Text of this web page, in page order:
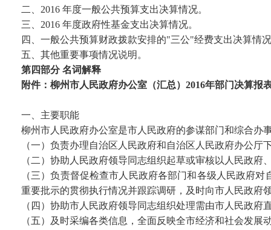
二、2016 年度一般公共预算支出决算情况。
三、2016 年度政府性基金支出决算情况。
四、一般公共预算财政拨款安排的"三公"经费支出决算情
五、其他重要事项情况说明。
第四部分 名词解释
附件：柳州市人民政府办公室（汇总）2016年部门决算报
一、主要职能
柳州市人民政府办公室是市人民政府的参谋部门和综合办
（一）负责办理自治区人民政府和自治区人民政府办公厅
（二）协助人民政府领导同志组织起草或审核以人民政府
（三）负责督促检查市人民政府各部门和各级人民政府
重要批示的贯彻执行情况并跟踪调研，及时向市人民政府
（四）协助市人民政府领导同志组织处理需由市人民政府
（五）及时采编各类信息，全面反映全市经济和社会发展